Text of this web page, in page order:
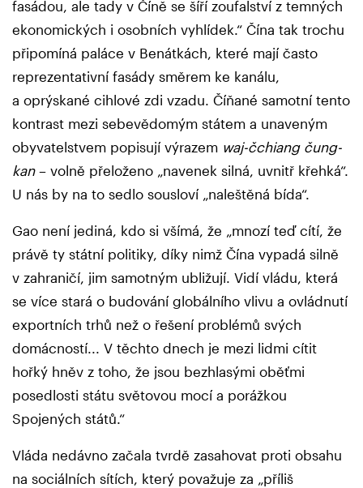
fasádou, ale tady v Číně se šíří zoufalství z temných
ekonomických i osobních vyhlídek.“ Čína tak trochu
připomíná paláce v Benátkách, které mají často
reprezentativní fasády směrem ke kanálu,
a oprýskané cihlové zdi vzadu. Číňané samotní tento
kontrast mezi sebevědomým státem a unaveným
obyvatelstvem popisují výrazem waj-čchiang čung-
kan– volně přeloženo „navenek silná, uvnitř křehká“.
U nás by na to sedlo sousloví „naleštěná bída“.
Gao není jediná, kdo si všímá, že „mnozí teď cítí, že
právě ty státní politiky, díky nimž Čína vypadá silně
v zahraničí, jim samotným ubližují. Vidí vládu, která
se více stará o budování globálního vlivu a ovládnutí
exportních trhů než o řešení problémů svých
domácností... V těchto dnech je mezi lidmi cítit
hořký hněv z toho, že jsou bezhlasými oběťmi
posedlosti státu světovou mocí a porážkou
Spojených států.“
Vláda nedávno začala tvrdě zasahovat proti obsahu
na sociálních sítích, který považuje za „příliš